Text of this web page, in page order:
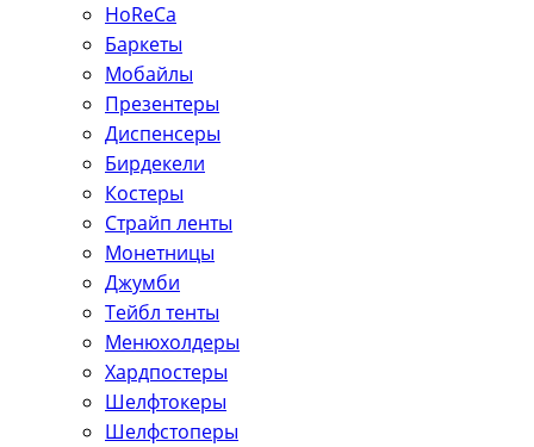
HoReCa
Баркеты
Мобайлы
Презентеры
Диспенсеры
Бирдекели
Костеры
Страйп ленты
Монетницы
Джумби
Тейбл тенты
Менюхолдеры
Хардпостеры
Шелфтокеры
Шелфстоперы